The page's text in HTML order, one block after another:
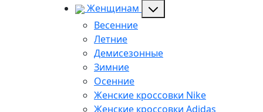
Женщинам
Весенние
Летние
Демисезонные
Зимние
Осенние
Женские кроссовки Nike
Женские кроссовки Adidas